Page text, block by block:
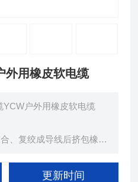
外用橡皮软电缆
YCW户外用橡皮软电缆
、复绞成导线后挤包橡皮
更新时间